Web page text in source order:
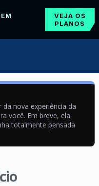
VEJA OS
PLANOS
nova experiência da
você. Em breve, ela
totalmente pensada